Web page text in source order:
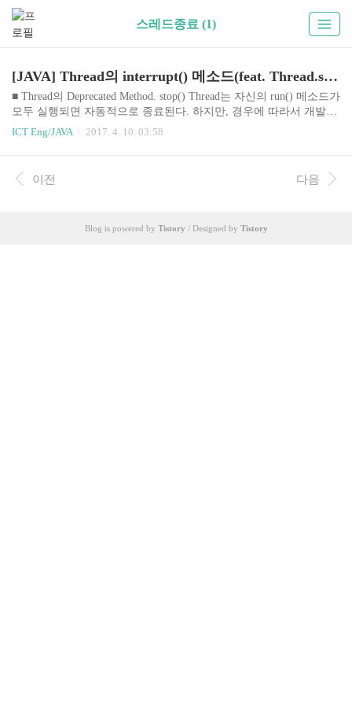
스레드종료 (1)
[JAVA] Thread의 interrupt() 메소드(feat. Thread.stop())
■ Thread의 Deprecated Method. stop() Thread는 자신의 run() 메소드가
모두 실행되면 자동적으로 종료된다. 하지만, 경우에 따라서 개발자
는 실행 중인 스레드를 즉시 종료할 필요가 있다. 예를 들어 동영상
을 끝까지 보지 않고, 사용자가 멈춤을 요구하는 경우가 이에 해당한
하고 있는데, 이 메소드는 deprecated 되었다. 이유가 뭘까? Oracle이
제공하는 JAVA API 문서를 보면 Deprecated. This method is inherently
ICT Eng/JAVA 2017. 4. 10. 03:58
이전 다음
Blog is powered by Tistory / Designed by Tistory